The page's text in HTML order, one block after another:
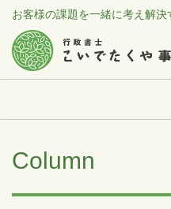
お客様の課題を一緒に考え解
Column